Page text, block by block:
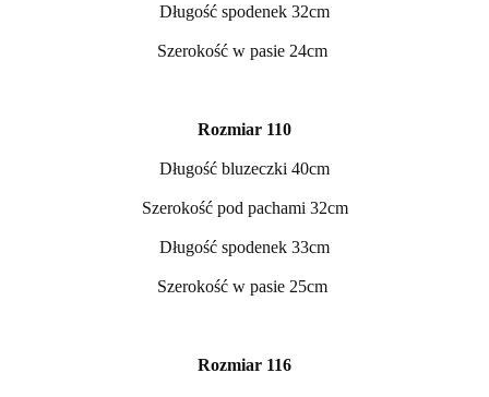
Długość spodenek 32cm
Szerokość w pasie 24cm
Rozmiar 110
Długość bluzeczki 40cm
Szerokość pod pachami 32cm
Długość spodenek 33cm
Szerokość w pasie 25cm
Rozmiar 116